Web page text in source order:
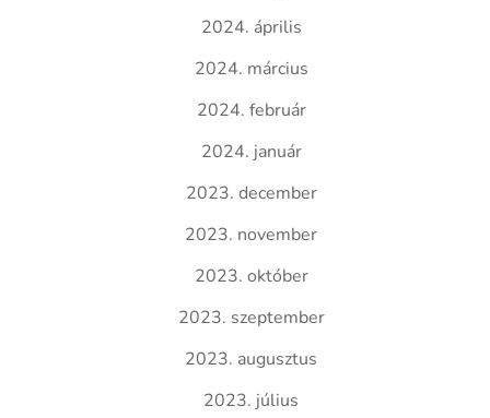
2024. április
2024. március
2024. február
2024. január
2023. december
2023. november
2023. október
2023. szeptember
2023. augusztus
2023. július